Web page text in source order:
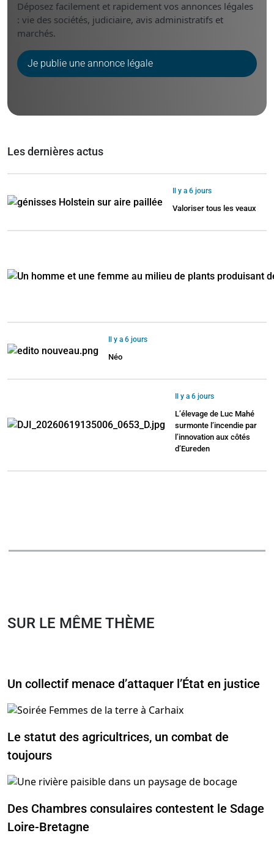
Déposez facilement et rapidement vos annonces légales
: vie des sociétés, judiciaire, avis administratifs et
marchés.
Je publie une annonce légale
Les dernières actus
Il y a 6 jours
Valoriser tous les veaux
Il y a 6 jours
Néo
Il y a 6 jours
L’élevage de Luc Mahé
surmonte l’incendie par
l’innovation aux côtés
d’Eureden
SUR LE MÊME THÈME
Un collectif menace d’attaquer l’État en justice
Le statut des agricultrices, un combat de
toujours
Des Chambres consulaires contestent le Sdage
Loire-Bretagne